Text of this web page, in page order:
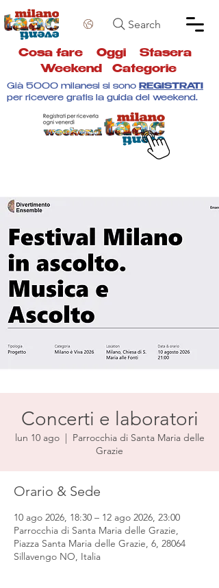
Search
Cosa fare Oggi Stasera
Weekend
Categorie
Già 5000 milanesi si sono REGISTRATI
per ricevere gratis la guida del weekend.
Concerti e laboratori
lun 10 ago
  |
Parrocchia di Santa Maria delle
Grazie
Orario & Sede
10 ago 2026, 18:30 – 12 ago 2026, 23:00
Parrocchia di Santa Maria delle Grazie,
Piazza Santa Maria delle Grazie, 6, 28064
Sillavengo NO, Italia